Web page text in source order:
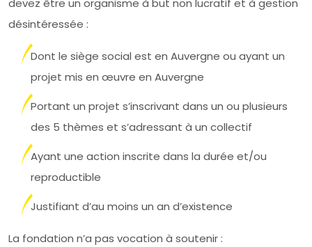
devez être un organisme à but non lucratif et à gestion
désintéressée :
Dont le siège social est en Auvergne ou ayant un
projet mis en œuvre en Auvergne
Portant un projet s’inscrivant dans un ou plusieurs
des 5 thèmes et s’adressant à un collectif
Ayant une action inscrite dans la durée et/ou
reproductible
Justifiant d’au moins un an d’existence
La fondation n’a pas vocation à soutenir :